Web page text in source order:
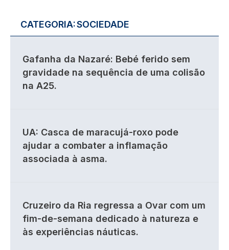
CATEGORIA:SOCIEDADE
Gafanha da Nazaré: Bebé ferido sem
gravidade na sequência de uma colisão
na A25.
UA: Casca de maracujá-roxo pode
ajudar a combater a inflamação
associada à asma.
Cruzeiro da Ria regressa a Ovar com um
fim-de-semana dedicado à natureza e
às experiências náuticas.